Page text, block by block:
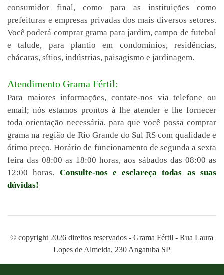
consumidor final, como para as instituições como
prefeituras e empresas privadas dos mais diversos setores.
Você poderá comprar grama para jardim, campo de futebol
e talude, para plantio em condomínios, residências,
chácaras, sítios, indústrias, paisagismo e jardinagem.
Atendimento Grama Fértil:
Para maiores informações, contate-nos via telefone ou
email; nós estamos prontos à lhe atender e lhe fornecer
toda orientação necessária, para que você possa comprar
grama na região de Rio Grande do Sul RS com qualidade e
ótimo preço. Horário de funcionamento de segunda a sexta
feira das 08:00 as 18:00 horas, aos sábados das 08:00 as
12:00 horas. Consulte-nos e esclareça todas as suas
dúvidas!
© copyright 2026 direitos reservados - Grama Fértil - Rua Laura
Lopes de Almeida, 230 Angatuba SP